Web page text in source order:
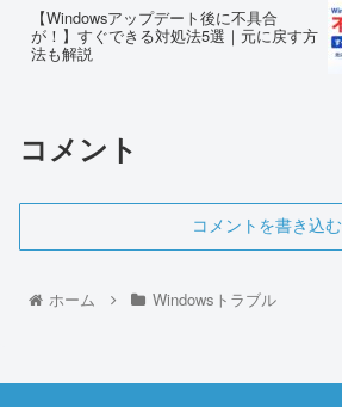
【Windowsアップデート後に不具合
が！】すぐできる対処法5選｜元に戻す方
法も解説
コメント
コメントを書き込む
ホーム Windowsトラブル